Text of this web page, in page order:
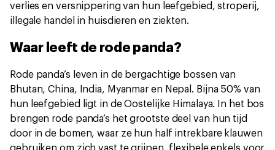
verlies en versnippering van hun leefgebied, stroperij,
illegale handel in huisdieren en ziekten.
Waar leeft de rode panda?
Rode panda’s leven in de bergachtige bossen van
Bhutan, China, India, Myanmar en Nepal. Bijna 50% van
hun leefgebied ligt in de Oostelijke Himalaya. In het bos
brengen rode panda’s het grootste deel van hun tijd
door in de bomen, waar ze hun half intrekbare klauwen